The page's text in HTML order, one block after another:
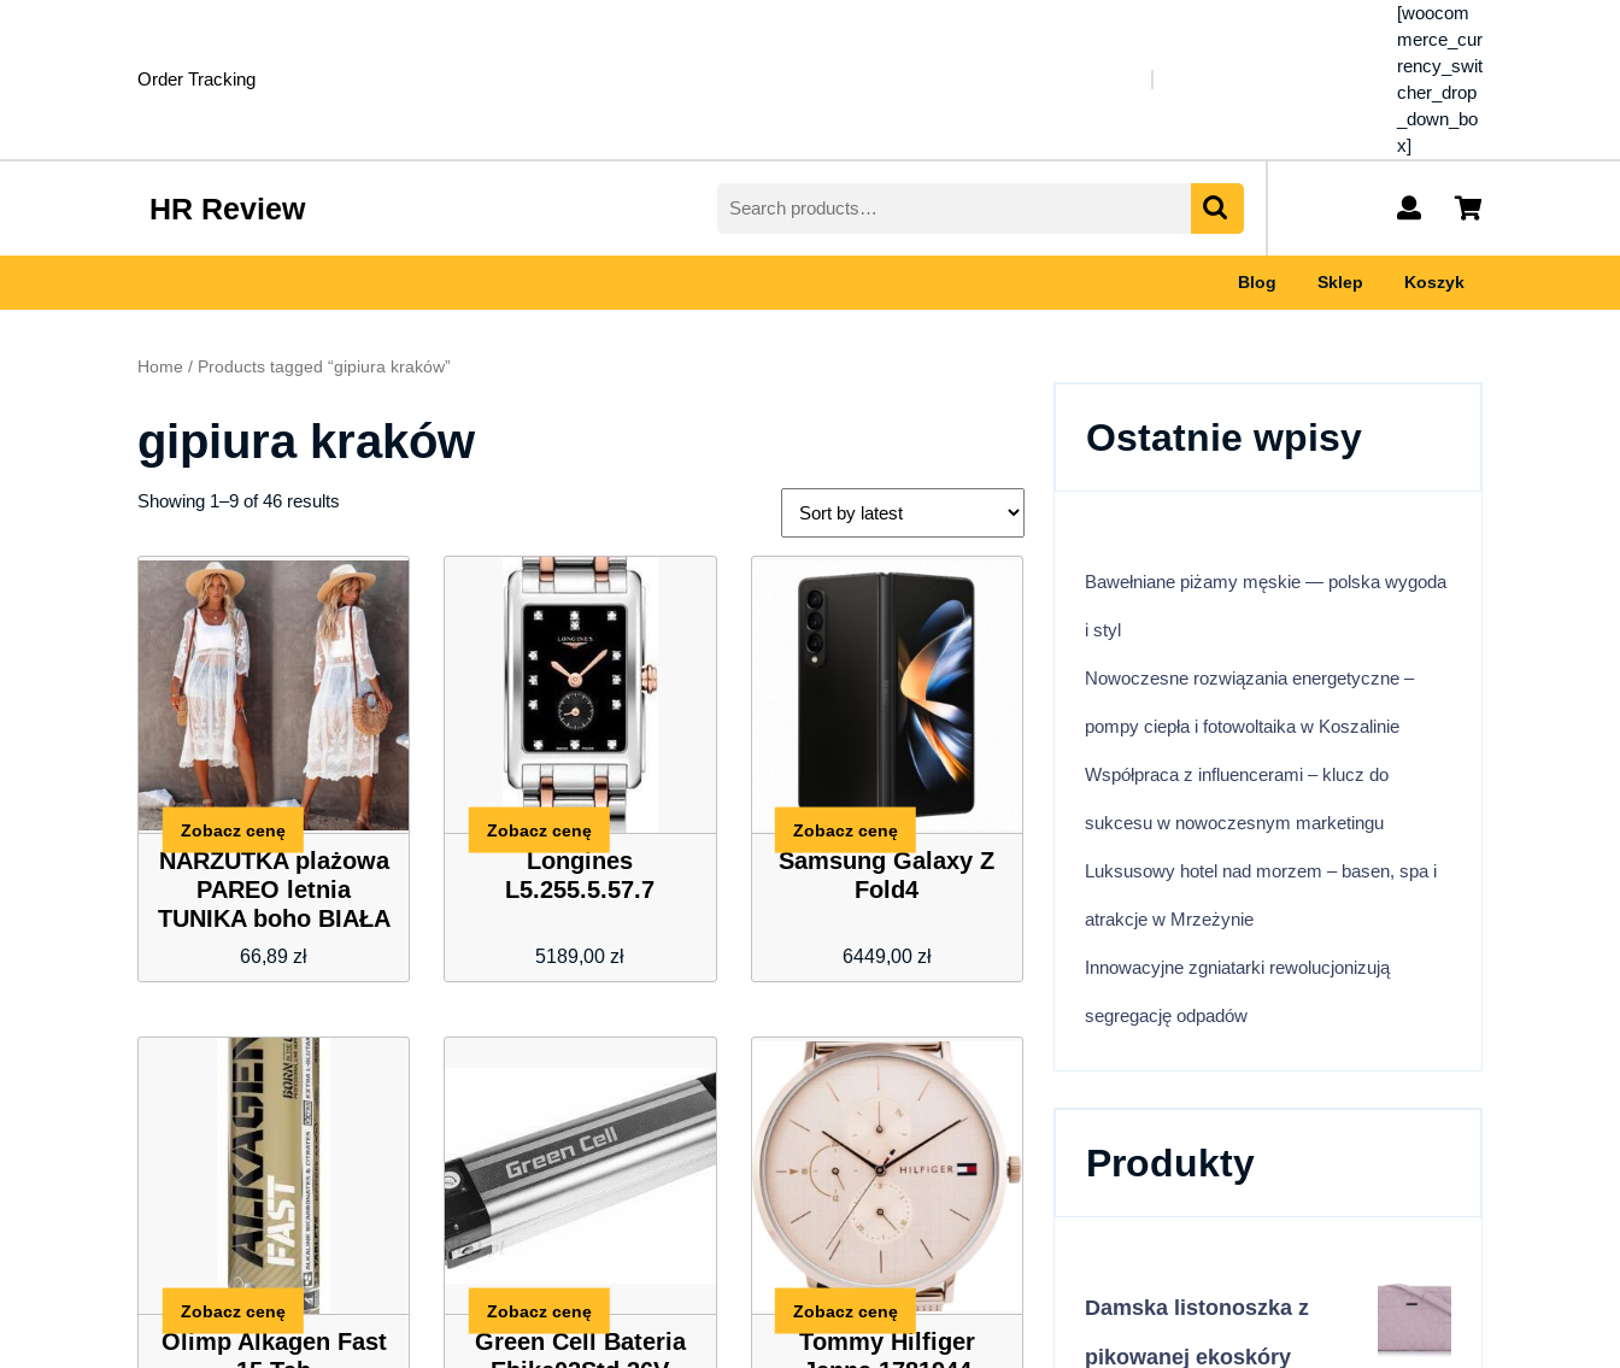
Order Tracking
[woocom
merce_cur
rency_swit
cher_drop
_down_bo
x]
HR Review
for:
My
Blog Sklep Koszyk
Home / Products tagged “gipiura kraków”
gipiura kraków
Showing 1–9 of 46 results
NARZUTKA plażowa
PAREO letnia
TUNIKA boho BIAŁA
66,89zł
Zobacz cenę
Longines
L5.255.5.57.7
5189,00zł
Zobacz cenę
Samsung Galaxy Z
Fold4
6449,00 zł
Zobacz cenę
Olimp Alkagen Fast
Zobacz cenę
Green Cell Bateria
Zobacz cenę
Tommy Hilfiger
Zobacz cenę
Ostatnie wpisy
Bawełniane piżamy męskie — polska wygoda
i styl
Nowoczesne rozwiązania energetyczne –
pompy ciepła i fotowoltaika w Koszalinie
Współpraca z influencerami – klucz do
sukcesu w nowoczesnym marketingu
Luksusowy hotel nad morzem – basen, spa i
atrakcje w Mrzeżynie
Innowacyjne zgniatarki rewolucjonizują
segregację odpadów
Produkty
Damska listonoszka z
pikowanej ekoskóry